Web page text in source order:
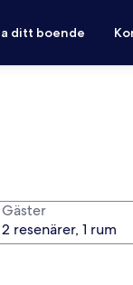
ditt boende
Gäster